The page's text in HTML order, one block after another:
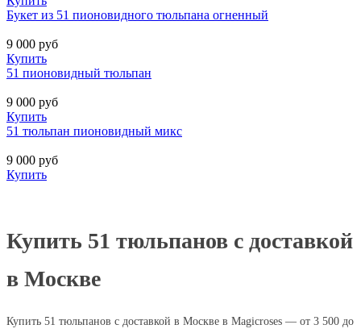
Букет из 51 пионовидного тюльпана огненный
9 000 руб
Купить
51 пионовидный тюльпан
9 000 руб
Купить
51 тюльпан пионовидный микс
9 000 руб
Купить
Купить 51 тюльпанов с доставкой
в Москве
Купить 51 тюльпанов с доставкой в Москве в Magicroses — от 3 500 до